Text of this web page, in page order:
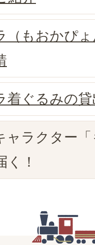
（もおかぴ
着ぐるみの
ャラクター
く！